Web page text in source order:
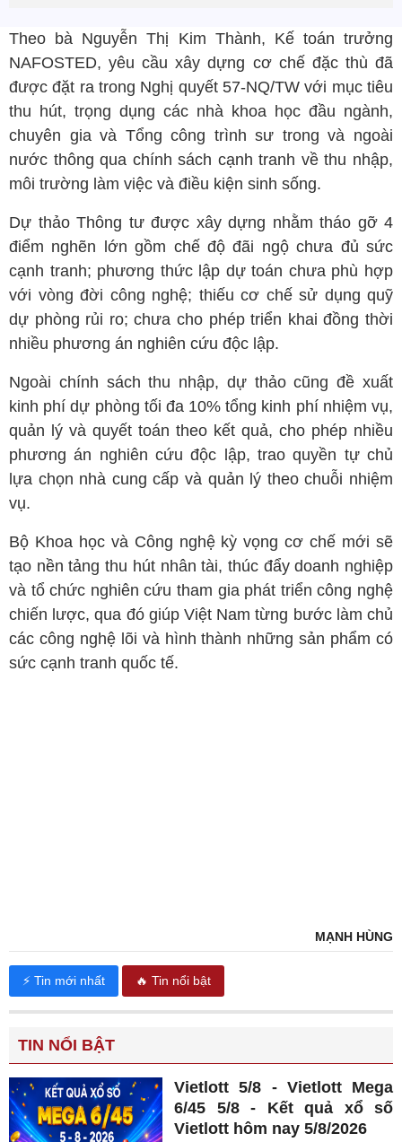
Theo bà Nguyễn Thị Kim Thành, Kế toán trưởng
NAFOSTED, yêu cầu xây dựng cơ chế đặc thù đã
được đặt ra trong Nghị quyết 57-NQ/TW với mục tiêu
thu hút, trọng dụng các nhà khoa học đầu ngành,
chuyên gia và Tổng công trình sư trong và ngoài
nước thông qua chính sách cạnh tranh về thu nhập,
môi trường làm việc và điều kiện sinh sống.
Dự thảo Thông tư được xây dựng nhằm tháo gỡ 4
điểm nghẽn lớn gồm chế độ đãi ngộ chưa đủ sức
cạnh tranh; phương thức lập dự toán chưa phù hợp
với vòng đời công nghệ; thiếu cơ chế sử dụng quỹ
dự phòng rủi ro; chưa cho phép triển khai đồng thời
nhiều phương án nghiên cứu độc lập.
Ngoài chính sách thu nhập, dự thảo cũng đề xuất
kinh phí dự phòng tối đa 10% tổng kinh phí nhiệm vụ,
quản lý và quyết toán theo kết quả, cho phép nhiều
phương án nghiên cứu độc lập, trao quyền tự chủ
lựa chọn nhà cung cấp và quản lý theo chuỗi nhiệm
vụ.
Bộ Khoa học và Công nghệ kỳ vọng cơ chế mới sẽ
tạo nền tảng thu hút nhân tài, thúc đẩy doanh nghiệp
và tổ chức nghiên cứu tham gia phát triển công nghệ
chiến lược, qua đó giúp Việt Nam từng bước làm chủ
các công nghệ lõi và hình thành những sản phẩm có
sức cạnh tranh quốc tế.
MẠNH HÙNG
⚡ Tin mới nhất 🔥 Tin nổi bật
TIN NỔI BẬT
Vietlott 5/8 - Vietlott Mega
6/45 5/8 - Kết quả xổ số
Vietlott hôm nay 5/8/2026